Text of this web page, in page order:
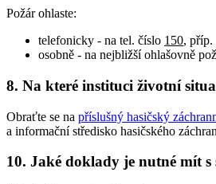
Požár ohlaste:
telefonicky - na tel. číslo 150, příp.
osobně - na nejbližší ohlašovně
8. Na které instituci životní
Obraťte se na příslušný hasičský
a informační středisko hasičského
10. Jaké doklady je nutné mít s